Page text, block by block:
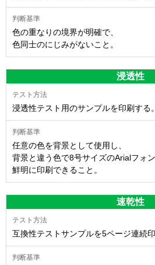
色の重なりの境界が明確で、
色同士のにじみがないこと。
浸透性
浸透性テスト用のサンプルを印刷する。
任意の色を背景として使用し、
背景と違う色で8号サイズのArialフォ
鮮明に印刷できること。
速乾性
互換性テストサンプルを5ページ連続印